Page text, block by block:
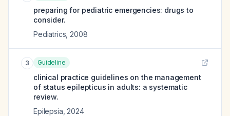
preparing for pediatric emergencies: drugs to
consider.
Pediatrics 2008
3 Guideline
clinical practice guidelines on the management
of status epilepticus in adults: a systematic
review.
Epilepsia 2024